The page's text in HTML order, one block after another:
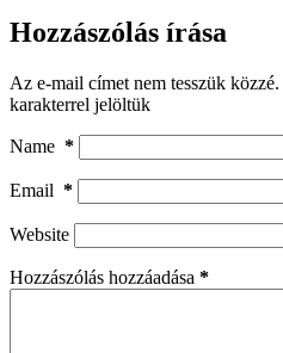
Hozzászólás írása
Az e-mail címet nem tesszük közzé.
karakterrel jelöltük
Name *
Email *
Website
Hozzászólás hozzáadása *